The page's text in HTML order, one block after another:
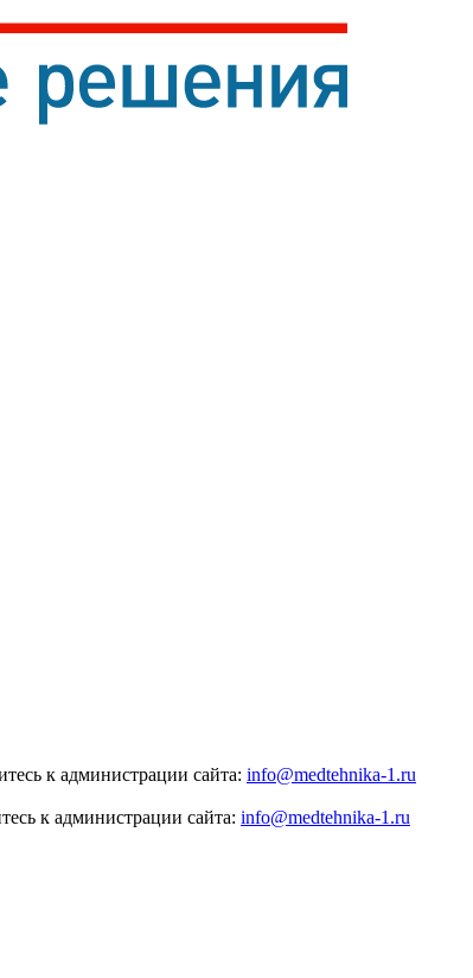
к администрации сайта: info@medtehnika-1.ru
к администрации сайта: info@medtehnika-1.ru